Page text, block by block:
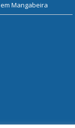
Mangabeira